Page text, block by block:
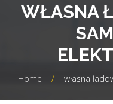
WŁASNA
Home / własna